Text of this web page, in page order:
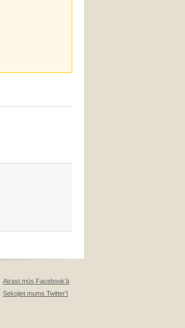
Atrast mūs Facebook’ā
Sekojiet mums Twitter’ī